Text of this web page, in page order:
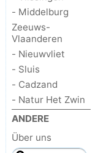
- Middelburg
Zeeuws-
Vlaanderen
- Nieuwvliet
- Sluis
- Cadzand
- Natur Het Zwin
ANDERE
Über uns